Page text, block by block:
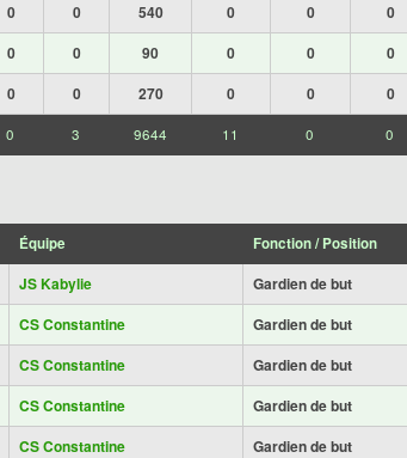
0 0 540 0 0 0
0 0 90 0 0 0
0 0 270 0 0 0
0 3 9644 11 0 0
Équipe Fonction / Position
JS Kabylie
Gardien de but
CS Constantine
Gardien de but
CS Constantine
Gardien de but
CS Constantine
Gardien de but
CS Constantine
Gardien de but